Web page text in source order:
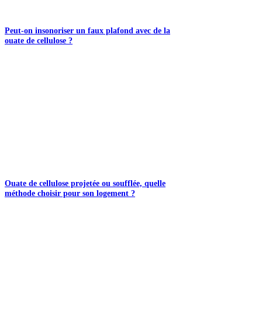
Peut-on insonoriser un faux plafond avec de la
ouate de cellulose ?
Ouate de cellulose projetée ou soufflée, quelle
méthode choisir pour son logement ?